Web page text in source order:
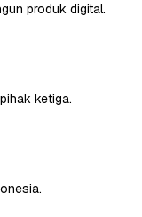
produk digital.
ketiga.